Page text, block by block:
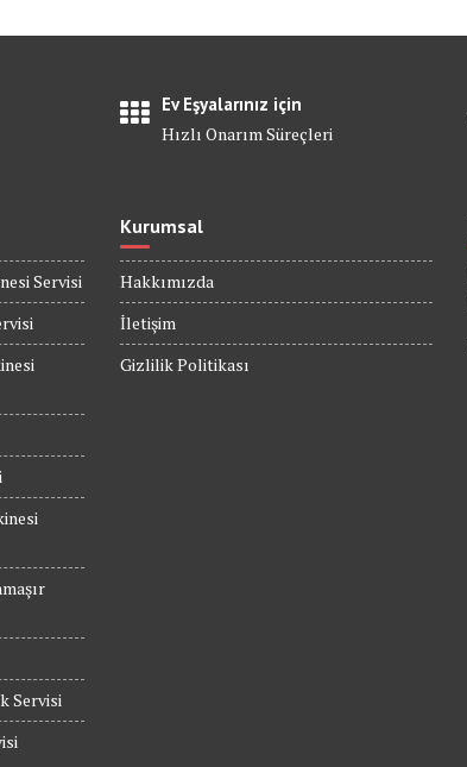
Ev Eşyalarınız için
Hızlı Onarım Süreçleri
Servisi
Servisi
Kurumsal
Hakkımızda
İletişim
Gizlilik Politikası